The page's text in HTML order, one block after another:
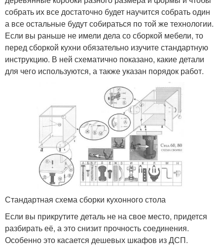
собрать их все достаточно будет научится собрать один
а все остальные будут собираться по той же технологии.
Если вы раньше не имели дела со сборкой мебели, то
перед сборкой кухни обязательно изучите стандартную
инструкцию. В ней схематично показано, какие детали
для чего используются, а также указан порядок работ.
Стандартная схема сборки кухонного стола
Если вы прикрутите деталь не на свое место, придется
разбирать её, а это снизит прочность соединения.
Особенно это касается дешевых шкафов из ДСП.